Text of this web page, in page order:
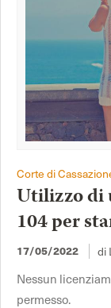
Corte di
Utilizzo di
104 per
17/05/2022 di
Nessun
permesso.